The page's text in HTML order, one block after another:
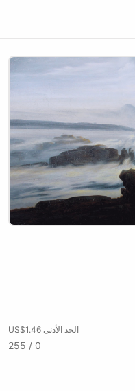
الحد الأدنى US$1.46
0 / 255